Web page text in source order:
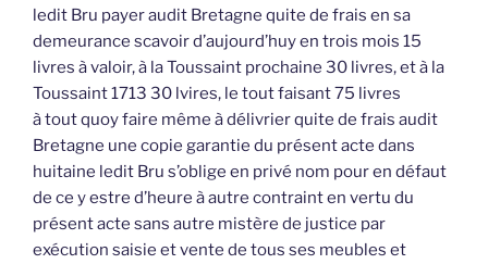
ledit Bru payer audit Bretagne quite de frais en sa
demeurance scavoir d’aujourd’huy en trois mois 15
livres à valoir, à la Toussaint prochaine 30 livres, et à la
Toussaint 1713 30 lvires, le tout faisant 75 livres
à tout quoy faire même à délivrier quite de frais audit
Bretagne une copie garantie du présent acte dans
huitaine ledit Bru s’oblige en privé nom pour en défaut
de ce y estre d’heure à autre contraint en vertu du
présent acte sans autre mistère de justice par
exécution saisie et vente de tous ses meubles et